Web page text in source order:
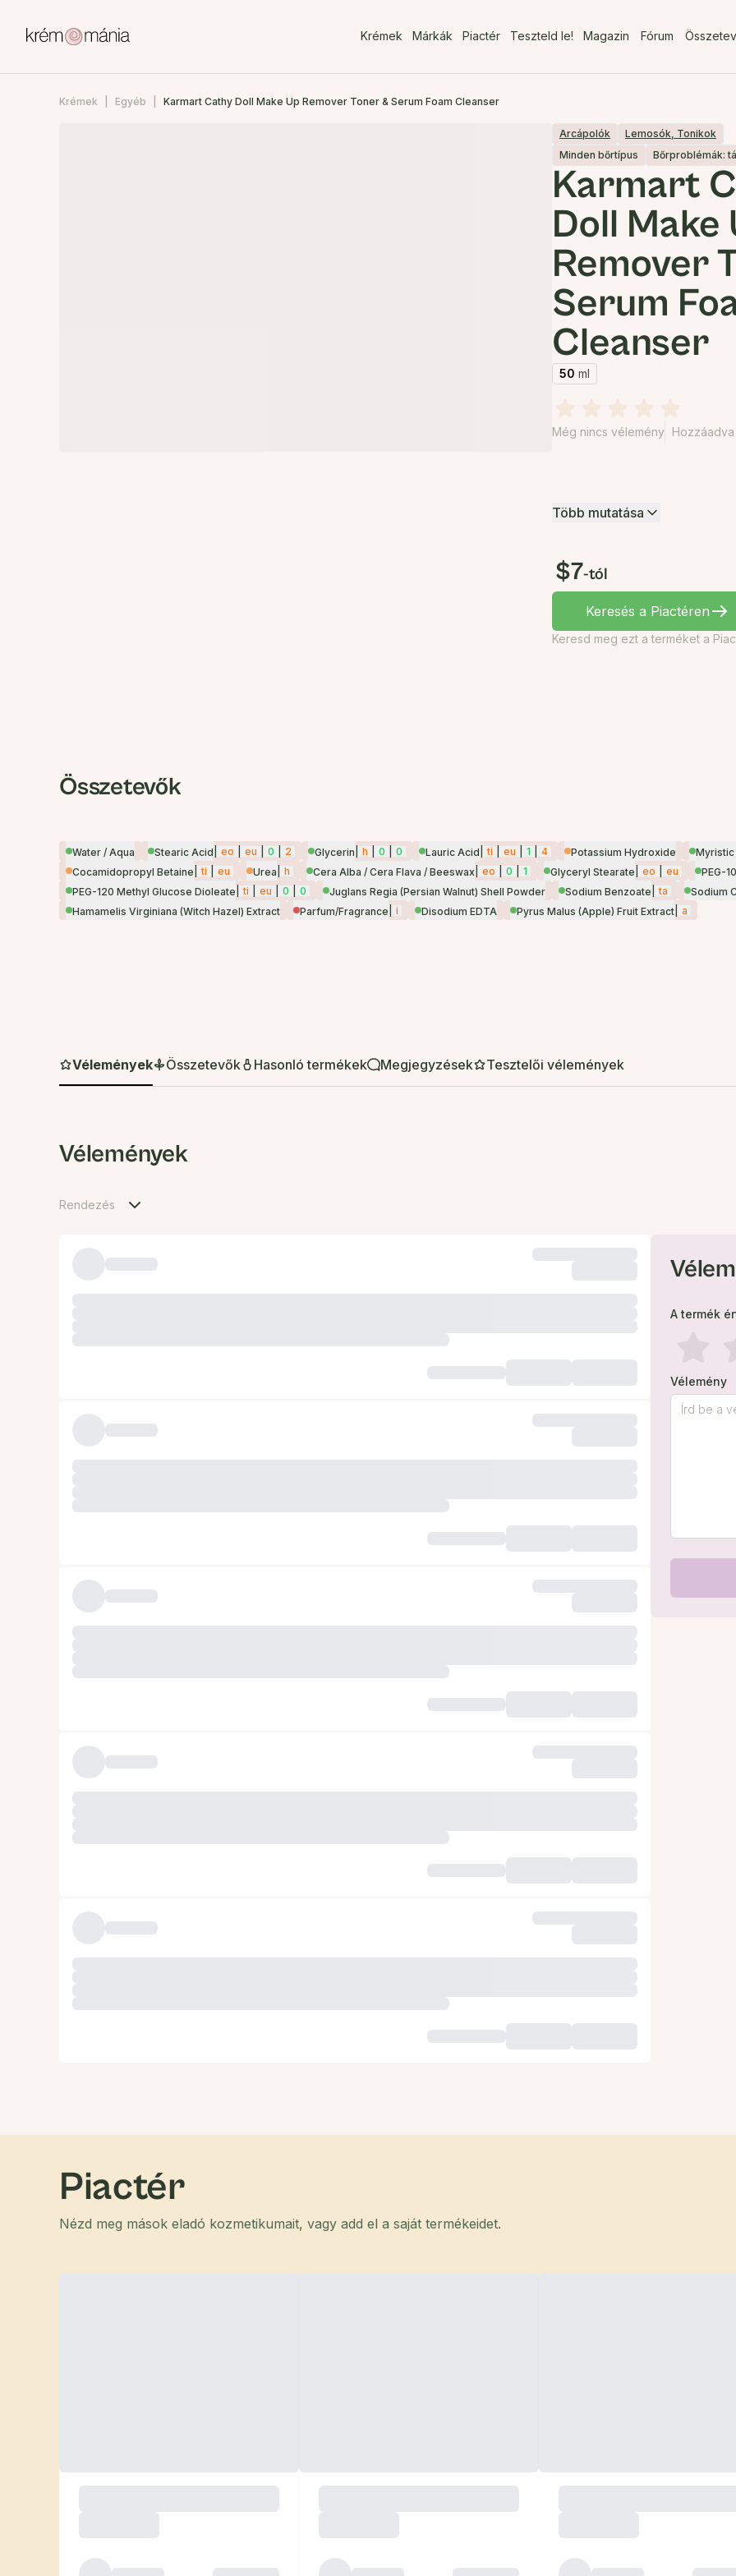
Krémek Márkák Piactér Teszteld le! Magazin Fórum
Krémek Egyéb Karmart Cathy Doll Make Up Remover Toner & Serum Foam Cleanser
Arcápolók
Lemosók, Tonikok
Minden bőrtípus
Bőrproblémák:
Karmart
Doll Make
Remover
Serum
Cleanser
50 ml
Még nincs vélemény Hozzáadva
Több mutatása
$7-tól
Keresés a Piactéren
Keresd meg ezt a terméket a
Összetevők
Water / Aqua Stearic Acid eo eu 0 2 Glycerin h 0 0 Lauric Acid ti eu 1 4 Potassium Hydroxide Myristic
Cocamidopropyl Betaine
ti eu Urea h Cera Alba / Cera Flava / Beeswax eo 0 1 Glyceryl Stearate eo eu PEG-
PEG-120 Methyl Glucose Dioleate
ti eu 0 0 Juglans Regia (Persian Walnut) Shell Powder Sodium Benzoate ta Sodium
Hamamelis Virginiana (Witch Hazel) Extract
Parfum/Fragrance i Disodium EDTA Pyrus Malus (Apple) Fruit Extract a
Vélemények Összetevők Hasonló termékek Megjegyzések Tesztelői vélemények
Vélemények
Rendezés
A termék
Vélemény
Piactér
Nézd meg mások eladó kozmetikumait, vagy add el a saját termékeidet.